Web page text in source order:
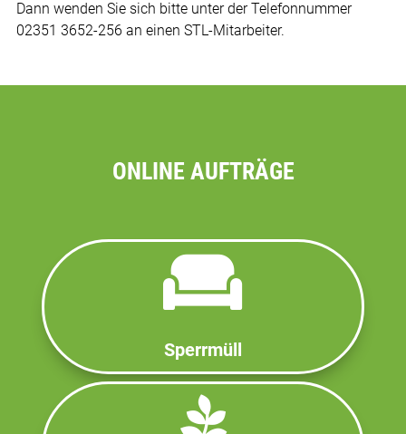
Dann wenden Sie sich bitte unter der Telefonnummer
02351 3652-256 an einen STL-Mitarbeiter.
ONLINE AUFTRÄGE
Sperrmüll